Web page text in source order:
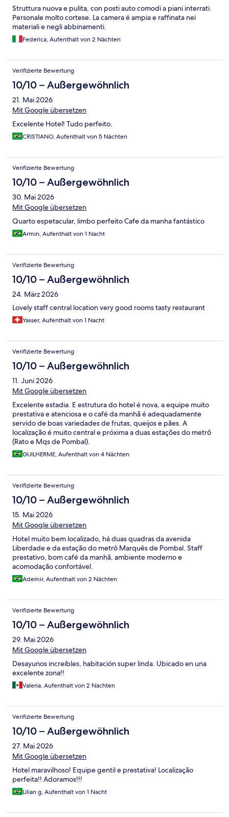
Struttura nuova e pulita, con posti auto comodi a piani interrati.
Personale molto cortese. La camera é ampia e raffinata nei
materiali e negli abbinamenti.
Federica, Aufenthalt von 2 Nächten
Verifizierte Bewertung
10/10 – Außergewöhnlich
21. Mai 2026
Mit Google übersetzen
Excelente Hotel! Tudo perfeito.
CRISTIANO, Aufenthalt von 5 Nächten
Verifizierte Bewertung
10/10 – Außergewöhnlich
30. Mai 2026
Mit Google übersetzen
Quarto espetacular, limbo perfeito Cafe da manha fantástico
Armin, Aufenthalt von 1 Nacht
Verifizierte Bewertung
10/10 – Außergewöhnlich
24. März 2026
Lovely staff central location very good rooms tasty restaurant
Yasser, Aufenthalt von 1 Nacht
Verifizierte Bewertung
10/10 – Außergewöhnlich
11. Juni 2026
Mit Google übersetzen
Excelente estadia. E estrutura do hotel é nova, a equipe muito
prestativa e atenciosa e o café da manhã é adequadamente
servido de boas variedades de frutas, queijos e pães. A
localização é muito central e próxima a duas estações do metrô
(Rato e Mqs de Pombal).
GUILHERME, Aufenthalt von 4 Nächten
Verifizierte Bewertung
10/10 – Außergewöhnlich
15. Mai 2026
Mit Google übersetzen
Hotel muito bem localizado, há duas quadras da avenida
Liberdade e da estação do metrô Marquês de Pombal. Staff
prestativo, bom café da manhã, ambiente moderno e
acomodação confortável.
Ademir, Aufenthalt von 2 Nächten
Verifizierte Bewertung
10/10 – Außergewöhnlich
29. Mai 2026
Mit Google übersetzen
Desayunos increíbles, habitación super linda. Ubicado en una
excelente zona!!
Valeria, Aufenthalt von 2 Nächten
Verifizierte Bewertung
10/10 – Außergewöhnlich
27. Mai 2026
Mit Google übersetzen
Hotel maravilhoso! Equipe gentil e prestativa! Localização
perfeita!! Adoramos!!!
Lilian g, Aufenthalt von 1 Nacht